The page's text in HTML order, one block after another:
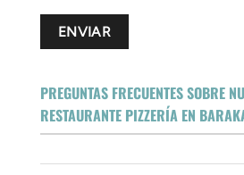
PREGUNTAS FRECUENTES SOBRE
RESTAURANTE PIZZERÍA EN